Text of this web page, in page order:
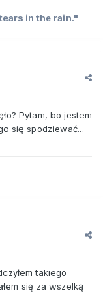
in the rain."
Pytam, bo jestem
się spodziewać...
takiego
się za wszelką